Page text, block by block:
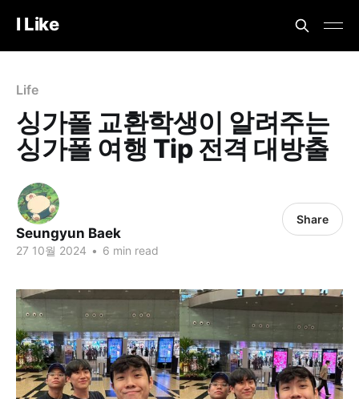
I Like
Life
싱가폴 교환학생이 알려주는
싱가폴 여행 Tip 전격 대방출
Seungyun Baek
27 10월 2024 • 6 min read
Share